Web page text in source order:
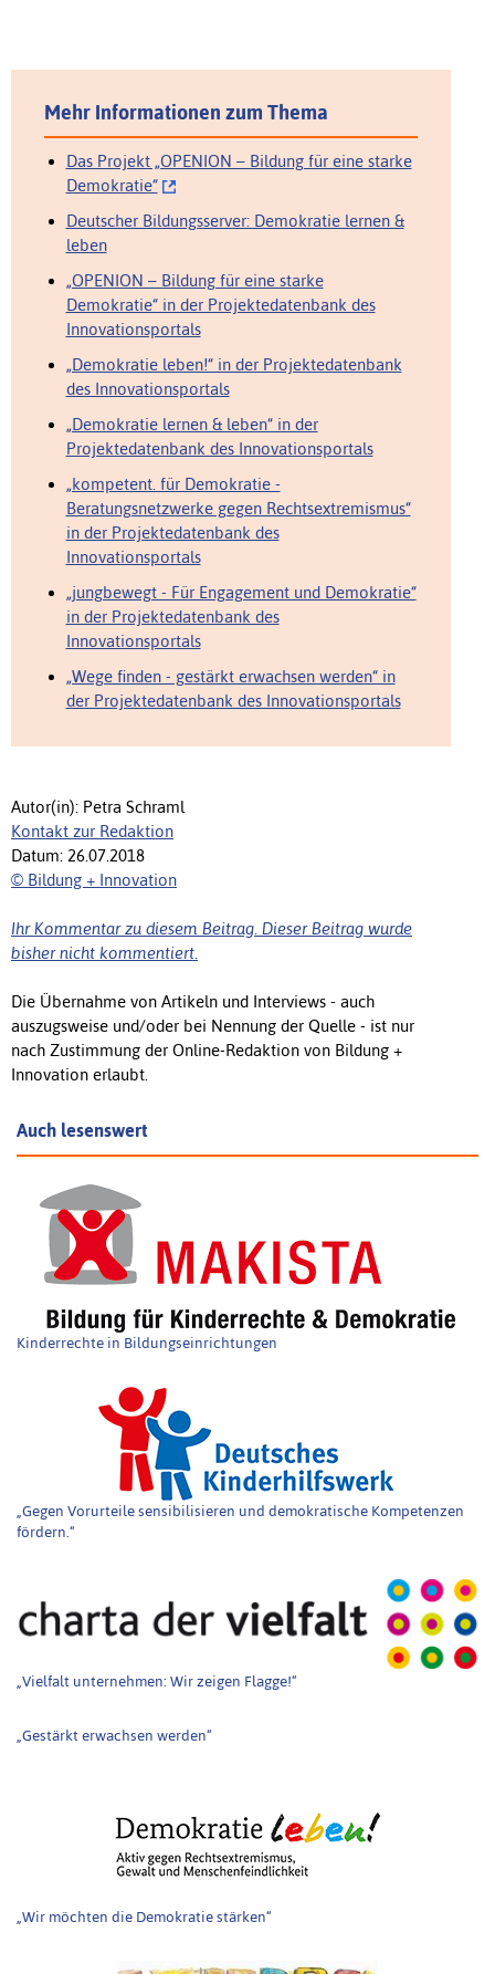
Mehr Informationen zum Thema
Das Projekt „OPENION – Bildung für eine starke
Demokratie“
Deutscher Bildungsserver: Demokratie lernen &
leben
„OPENION – Bildung für eine starke
Demokratie“ in der Projektedatenbank des
Innovationsportals
„Demokratie leben!“ in der Projektedatenbank
des Innovationsportals
„Demokratie lernen & leben“ in der
Projektedatenbank des Innovationsportals
„kompetent. für Demokratie -
Beratungsnetzwerke gegen Rechtsextremismus“
in der Projektedatenbank des
Innovationsportals
„jungbewegt - Für Engagement und Demokratie“
in der Projektedatenbank des
Innovationsportals
„Wege finden - gestärkt erwachsen werden“ in
der Projektedatenbank des Innovationsportals
Autor(in): Petra Schraml
Kontakt zur Redaktion
Datum: 26.07.2018
© Bildung + Innovation
Ihr Kommentar zu diesem Beitrag. Dieser Beitrag wurde
bisher nicht kommentiert.
Die Übernahme von Artikeln und Interviews - auch
auszugsweise und/oder bei Nennung der Quelle - ist nur
nach Zustimmung der Online-Redaktion von Bildung +
Innovation erlaubt.
Auch lesenswert
Kinderrechte in Bildungseinrichtungen
„Gegen Vorurteile sensibilisieren und demokratische Kompetenzen
fördern.“
„Vielfalt unternehmen: Wir zeigen Flagge!“
„Gestärkt erwachsen werden“
„Wir möchten die Demokratie stärken“